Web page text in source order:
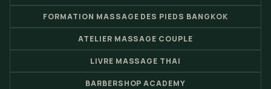
FORMATION MASSAGE DES PIEDS BANGKOK
ATELIER MASSAGE COUPLE
LIVRE MASSAGE THAI
BARBERSHOP ACADEMY